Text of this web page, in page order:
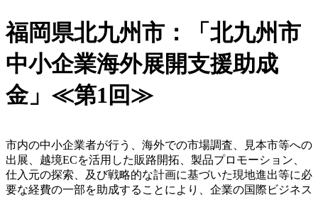
福岡県北九州市：「北九州市
中小企業海外展開支援助成
金」≪第1回≫
市内の中小企業者が行う、海外での市場調査、見本市等への
出展、越境ECを活用した販路開拓、製品プロモーション、
仕入元の探索、及び戦略的な計画に基づいた現地進出等に必
要な経費の一部を助成することにより、企業の国際ビジネス